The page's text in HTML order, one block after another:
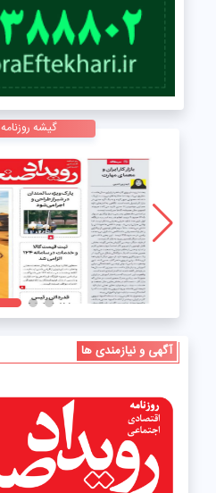
گیشه روزنامه
آگهی و نیازمندی ها